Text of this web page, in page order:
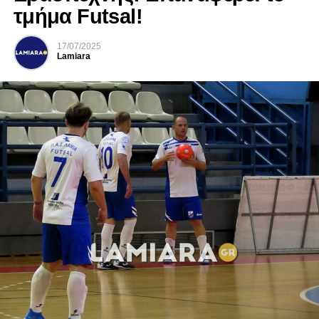
τμήμα Futsal!
17/07/2025
Lamiara